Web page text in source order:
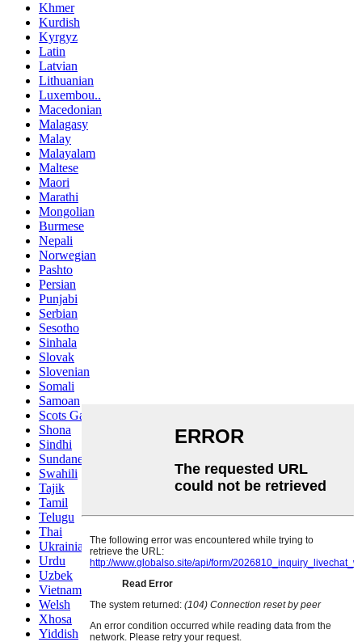
Khmer
Kurdish
Kyrgyz
Latin
Latvian
Lithuanian
Luxembou..
Macedonian
Malagasy
Malay
Malayalam
Maltese
Maori
Marathi
Mongolian
Burmese
Nepali
Norwegian
Pashto
Persian
Punjabi
Serbian
Sesotho
Sinhala
Slovak
Slovenian
Somali
Samoan
Scots Gaelic
Shona
Sindhi
Sundanese
Swahili
Tajik
Tamil
Telugu
Thai
Ukrainian
Urdu
Uzbek
Vietnamese
Welsh
Xhosa
Yiddish